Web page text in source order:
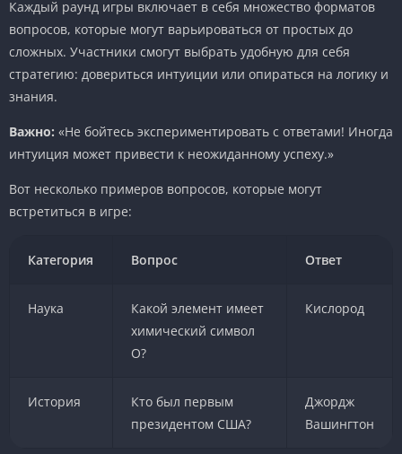
Каждый раунд игры включает в себя множество форматов
вопросов, которые могут варьироваться от простых до
сложных. Участники смогут выбрать удобную для себя
стратегию: довериться интуиции или опираться на логику и
знания.
Важно: «Не бойтесь экспериментировать с ответами! Иногда
интуиция может привести к неожиданному успеху.»
Вот несколько примеров вопросов, которые могут
встретиться в игре:
Категория Вопрос Ответ
Наука
Какой элемент имеет
химический символ
O?
Кислород
История
Кто был первым
президентом США?
Джордж
Вашингтон